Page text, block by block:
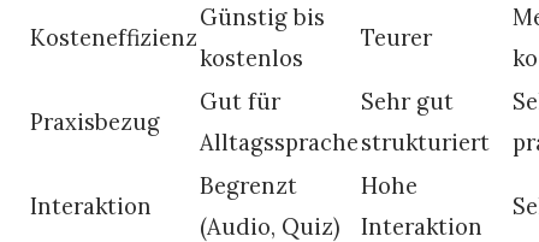
Kosteneffizienz
Günstig bis
kostenlos
Teurer
Praxisbezug
Gut für
Alltagssprache
Sehr gut
strukturiert
Interaktion
Begrenzt
(Audio, Quiz)
Hohe
Interaktion